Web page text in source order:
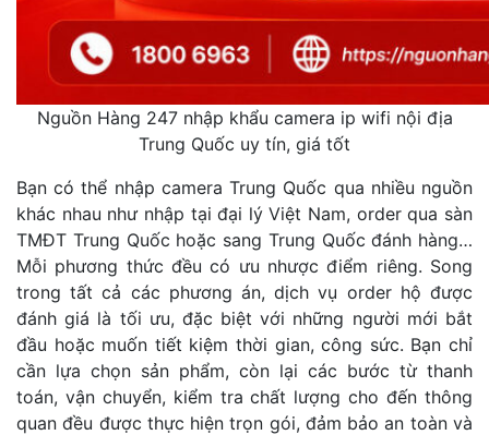
Nguồn Hàng 247 nhập khẩu camera ip wifi nội địa
Trung Quốc uy tín, giá tốt
Bạn có thể nhập camera Trung Quốc qua nhiều nguồn
khác nhau như nhập tại đại lý Việt Nam, order qua sàn
TMĐT Trung Quốc hoặc sang Trung Quốc đánh hàng…
Mỗi phương thức đều có ưu nhược điểm riêng. Song
trong tất cả các phương án, dịch vụ order hộ được
đánh giá là tối ưu, đặc biệt với những người mới bắt
đầu hoặc muốn tiết kiệm thời gian, công sức. Bạn chỉ
cần lựa chọn sản phẩm, còn lại các bước từ thanh
toán, vận chuyển, kiểm tra chất lượng cho đến thông
quan đều được thực hiện trọn gói, đảm bảo an toàn và